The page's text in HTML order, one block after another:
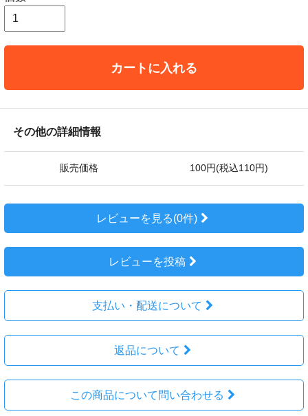
カートに入れる
その他の詳細情報
販売価格 100円(税込110円)
レビューを見る(0件)
レビューを投稿
支払い・配送について
返品について
この商品について問い合わせる